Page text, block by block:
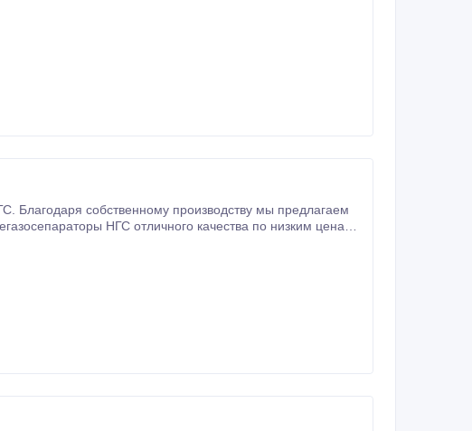
собственному производству мы предлагаем
НГС отличного качества по низким ценам.